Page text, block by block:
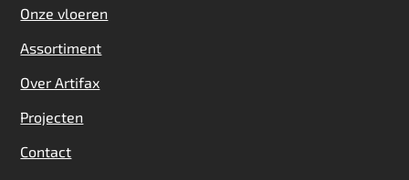
Onze vloeren
Assortiment
Over Artifax
Projecten
Contact